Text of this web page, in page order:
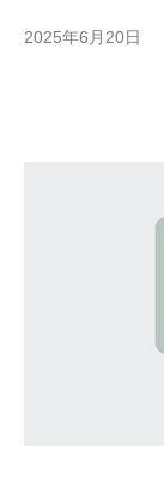
国地区部署的cn2
2025年6月20日